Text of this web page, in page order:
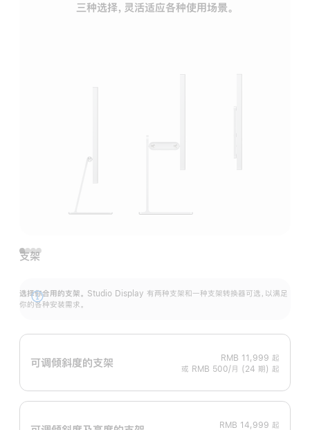
三种选择，灵活适应各种使用场景。
支架
选择你合用的支架。 Studio Display 有两种支架和一种支架转换器可选，以满足
你的各种安装需求。
展
可调倾斜度的支架 RMB 11,999 起
或 RMB 500/月 (24 期) 起
RMB 14,999 起